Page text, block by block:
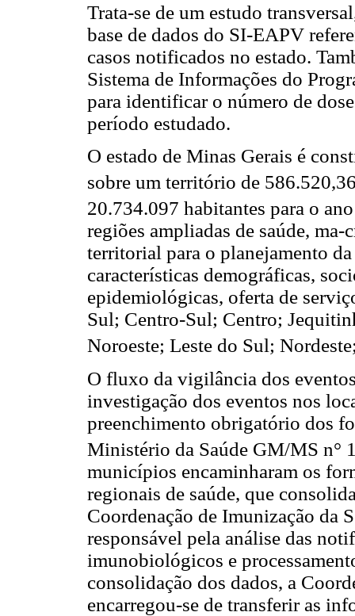
Trata-se de um estudo
base de dados do SI-EAPV
casos notificados no estado.
Sistema de Informações do
para identificar o número de
período estudado.
O estado de Minas Gerais é
sobre um território de
20.734.097 habitantes para o
regiões ampliadas de saúde,
territorial para o planejamento da
características demográficas,
epidemiológicas, oferta de
Sul; Centro-Sul; Centro;
Noroeste; Leste do Sul;
O fluxo da vigilância dos
investigação dos eventos nos
preenchimento obrigatório dos
Ministério da Saúde GM/MS n°
municípios encaminharam os
regionais de saúde, que
Coordenação de Imunização da
responsável pela análise das
imunobiológicos e
consolidação dos dados, a
encarregou-se de transferir as